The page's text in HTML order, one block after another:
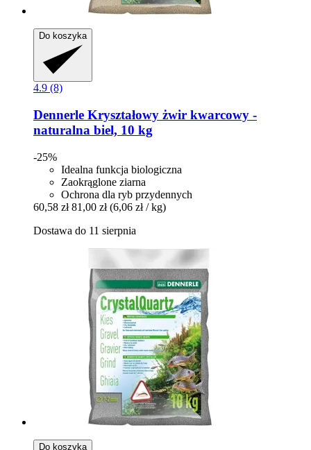
Do koszyka
4.9 (8)
Dennerle Kryształowy żwir kwarcowy -​
naturalna biel, 10 kg
-25%
Idealna funkcja biologiczna
Zaokrąglone ziarna
Ochrona dla ryb przydennych
60,58 zł 81,00 zł (6,06 zł / kg)
Dostawa do 11 sierpnia
Do koszyka